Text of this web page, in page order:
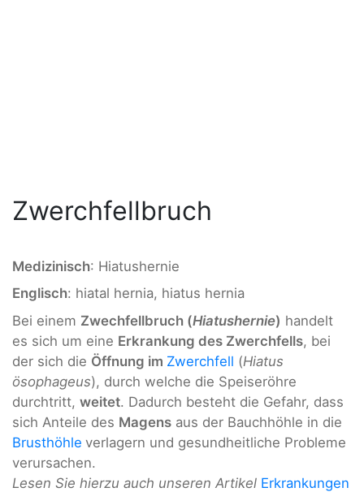
Zwerchfellbruch
Medizinisch: Hiatushernie
Englisch: hiatal hernia, hiatus hernia
Bei einem Zwechfellbruch (Hiatushernie) handelt
es sich um eine Erkrankung des Zwerchfells, bei
der sich die Öffnung im Zwerchfell (Hiatus
ösophageus), durch welche die Speiseröhre
durchtritt, weitet. Dadurch besteht die Gefahr, dass
sich Anteile des Magens aus der Bauchhöhle in die
Brusthöhle verlagern und gesundheitliche Probleme
verursachen.
Lesen Sie hierzu auch unseren Artikel Erkrankungen